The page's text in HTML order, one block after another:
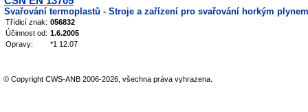
Svařování termoplastů - Stroje a zařízení pro svařování horkým
Třídicí znak: 056832
Účinnost od: 1.6.2005
Opravy:
*1 12.07
© Copyright CWS-ANB 2006-2026, všechna práva vyhrazena.